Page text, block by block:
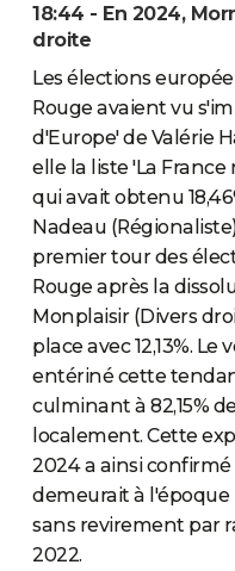
18:44 - En 2024,
droite
Les élections
Rouge avaient vu
d'Europe' de Valérie
elle la liste 'La
qui avait obtenu
Nadeau
premier tour des
Rouge après la
Monplaisir (Divers
place avec 12,13%.
entériné cette
culminant à 82,15%
localement. Cette
2024 a ainsi
demeurait à l'époque
sans revirement par
2022.